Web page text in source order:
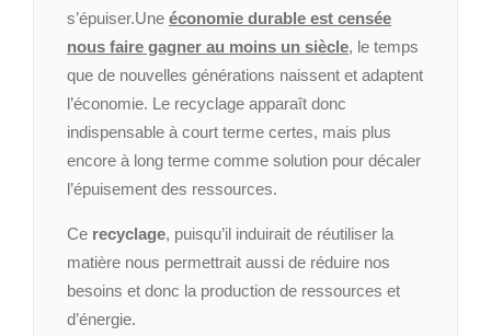
s’épuiser.Une économie durable est censée
nous faire gagner au moins un siècle, le temps
que de nouvelles générations naissent et adaptent
l’économie. Le recyclage apparaît donc
indispensable à court terme certes, mais plus
encore à long terme comme solution pour décaler
l’épuisement des ressources.
Ce recyclage, puisqu’il induirait de réutiliser la
matière nous permettrait aussi de réduire nos
besoins et donc la production de ressources et
d’énergie.